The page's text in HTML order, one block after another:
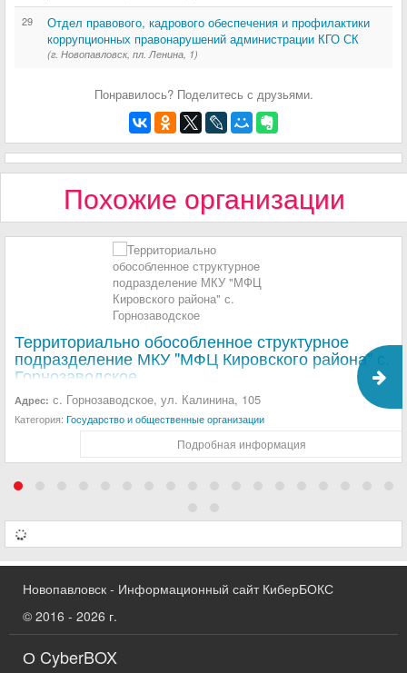
29
Отдел правового, кадрового обеспечения и профилактики
коррупционных правонарушений администрации КГО СК
(г. Новопавловск, пл. Ленина, 1)
Понравилось? Поделитесь с друзьями.
Похожие организации
Территориально обособленное структурное
подразделение МКУ "МФЦ Кировского района" с.
Горнозаводское
Адрес: с. Горнозаводское, ул. Калинина, 105
Категория: Государство и общественные организации
Подробная информация
Новопавловск - Информационный сайт КиберБОКС
© 2016 - 2026 г.
О CyberBOX